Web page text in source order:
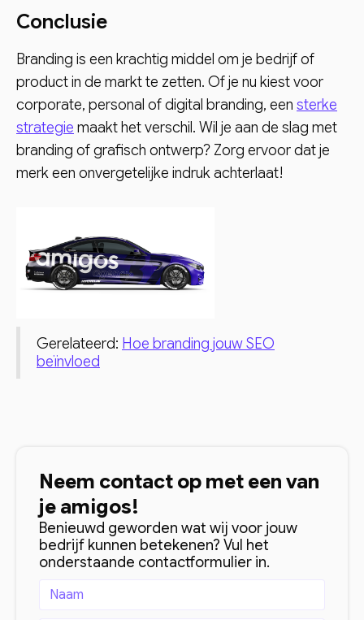
Conclusie
Branding is een krachtig middel om je bedrijf of
product in de markt te zetten. Of je nu kiest voor
corporate, personal of digital branding, een sterke
strategie maakt het verschil. Wil je aan de slag met
branding of grafisch ontwerp? Zorg ervoor dat je
merk een onvergetelijke indruk achterlaat!
Gerelateerd: Hoe branding jouw SEO
beïnvloed
Neem contact op met een van
je amigos!
Benieuwd geworden wat wij voor jouw
bedrijf kunnen betekenen? Vul het
onderstaande contactformulier in.